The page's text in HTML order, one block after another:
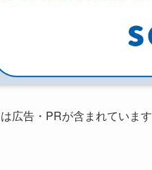
広告・PRが含まれています